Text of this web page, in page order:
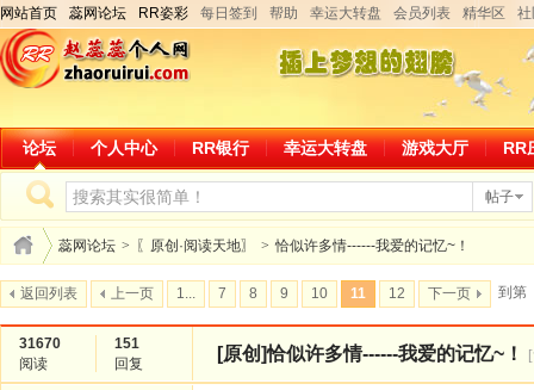
网站首页 蕊网论坛 RR姿彩 每日签到 帮助 幸运大转盘 会员列表 精华区
论坛 个人中心 RR银行 幸运大转盘 游戏大厅 RR
帖子
蕊网论坛 > 〖原创·阅读天地〗 > 恰似许多情------我爱的记忆~！
返回列表 上一页 1... 7 8 9 10 11 12 下一页 到第
31670
阅读
151
回复
[原创]恰似许多情------我爱的记忆~！